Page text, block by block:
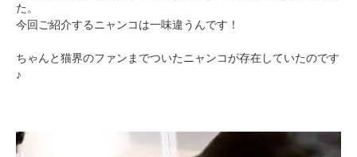
た。
今回ご紹介するニャンコは一味違うんです！
ちゃんと猫界のファンまでついたニャンコが存在していたのです
♪